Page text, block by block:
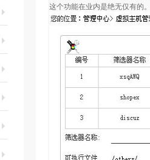
这个功能在业内是绝无仅有的